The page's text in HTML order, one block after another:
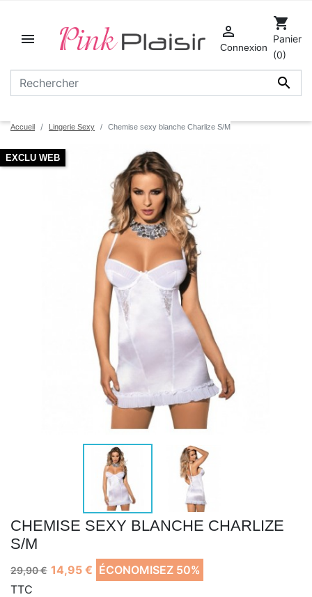



Connexion
shopping_cart
Panier
(0)
Accueil Lingerie Sexy Chemise sexy blanche Charlize S/M
EXCLU WEB
CHEMISE SEXY BLANCHE CHARLIZE
S/M
29,90 € 14,95 € ÉCONOMISEZ 50%
TTC